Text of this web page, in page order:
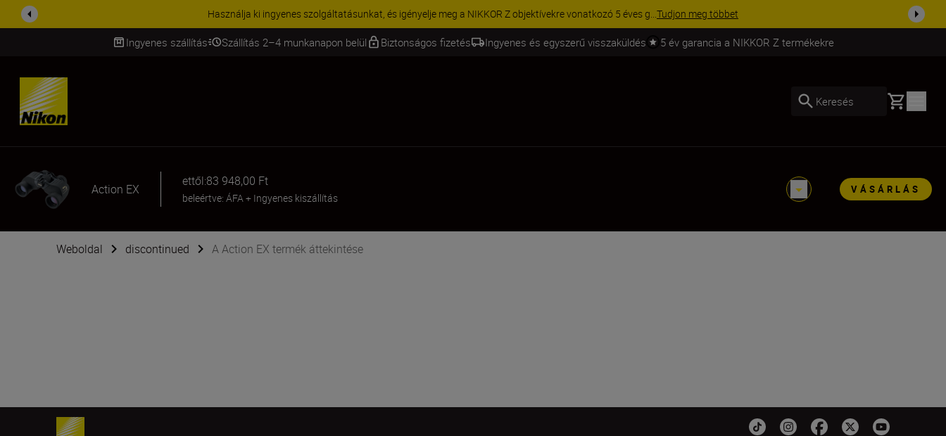
Használja ki ingyenes szolgáltatásunkat, és igényelje meg a NIKKOR Z objektívekre vonatkozó 5 éves g...Tudjon meg többet
Ingyenes szállítás Szállítás 2–4 munkanapon belül Biztonságos fizetés Ingyenes és egyszerű visszaküldés 5 év garancia a NIKKOR Z termékekre
SKIP
Keresés Basket
Action EX
ettől:83 948,00 Ft
beleértve: ÁFA+ Ingyenes kiszállítás
VÁSÁRLÁS
Weboldal discontinued A Action EX termék áttekintése